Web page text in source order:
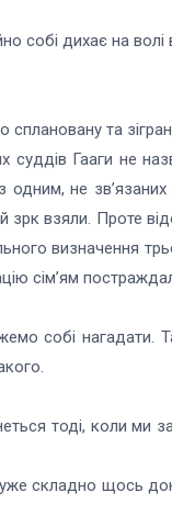
собі дихає на волі
та
суддів Гааги
не
зрк взяли. Проте
сім’ям
собі нагадати.
тоді, коли ми
складно щось